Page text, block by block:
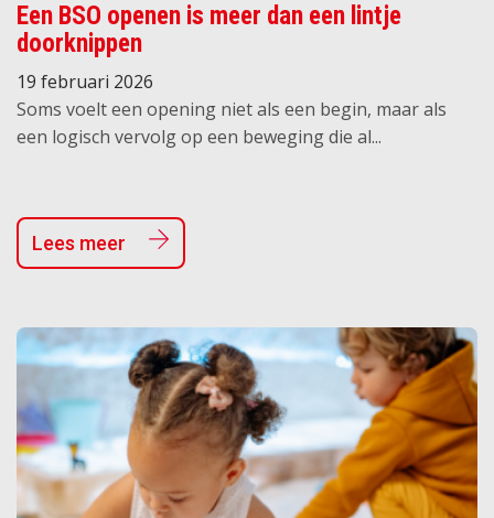
Een BSO openen is meer dan een lintje
doorknippen
19 februari 2026
Soms voelt een opening niet als een begin, maar als
een logisch vervolg op een beweging die al...
Lees meer